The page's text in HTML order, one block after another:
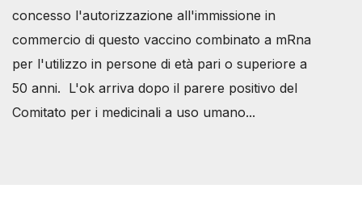
concesso l'autorizzazione all'immissione in
commercio di questo vaccino combinato a mRna
per l'utilizzo in persone di età pari o superiore a
50 anni. L'ok arriva dopo il parere positivo del
Comitato per i medicinali a uso umano...